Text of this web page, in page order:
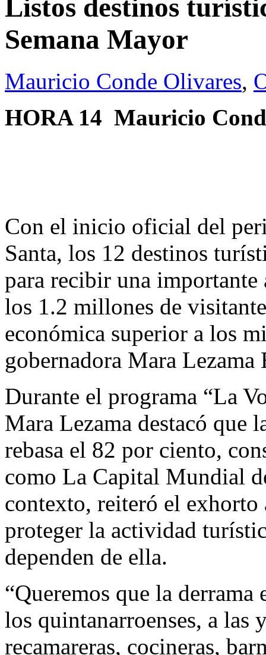
Listos destinos
Semana Mayor
Mauricio Conde Olivares,
HORA 14 Mauricio
Con el inicio oficial del
Santa, los 12 destinos
para recibir una
los 1.2 millones de
económica superior a los
gobernadora Mara Lezama
Durante el programa “La
Mara Lezama destacó que
rebasa el 82 por ciento,
como La Capital Mundial
contexto, reiteró el exhorto
proteger la actividad
dependen de ella.
“Queremos que la
los quintanarroenses, a las
recamareras, cocineras,